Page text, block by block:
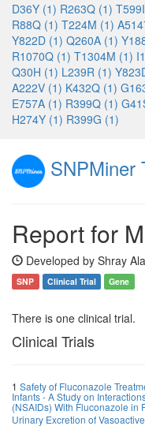
D36Y (1) R263Q (1)
R88Q (1) T224M (1)
Y822D (1) Q260A (1)
R1070Q (1) T1304M (1)
Q30H (1) L239R (1)
A222V (1) K432Q (1)
E757A (1) R399Q (1)
H274Y (1) R399G (1)
SNPMiner
Report for
Developed by Shray
SNP Clinical Trial Gene
There is one clinical trial.
Clinical Trials
1 Safety of Fluconazole
Infants - A Study on
(NSAIDs) With Fluconazole in
Urinary Excretion of